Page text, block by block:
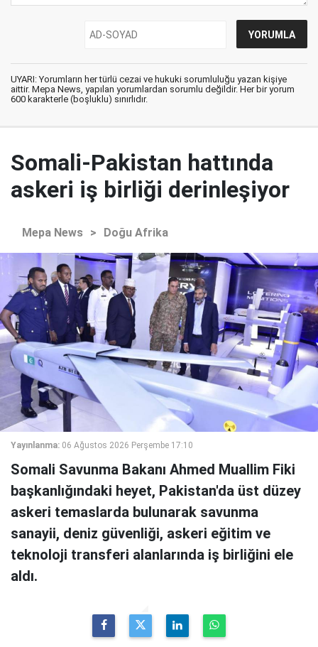
UYARI: Yorumların her türlü cezai ve hukuki sorumluluğu yazan kişiye
aittir. Mepa News, yapılan yorumlardan sorumlu değildir. Her bir yorum
600 karakterle (boşluklu) sınırlıdır.
Somali-Pakistan hattında
askeri iş birliği derinleşiyor
Mepa News > Doğu Afrika
Yayınlanma: 06 Ağustos 2026 Perşembe 17:10
Somali Savunma Bakanı Ahmed Muallim Fiki
başkanlığındaki heyet, Pakistan'da üst düzey
askeri temaslarda bulunarak savunma
sanayii, deniz güvenliği, askeri eğitim ve
teknoloji transferi alanlarında iş birliğini ele
aldı.